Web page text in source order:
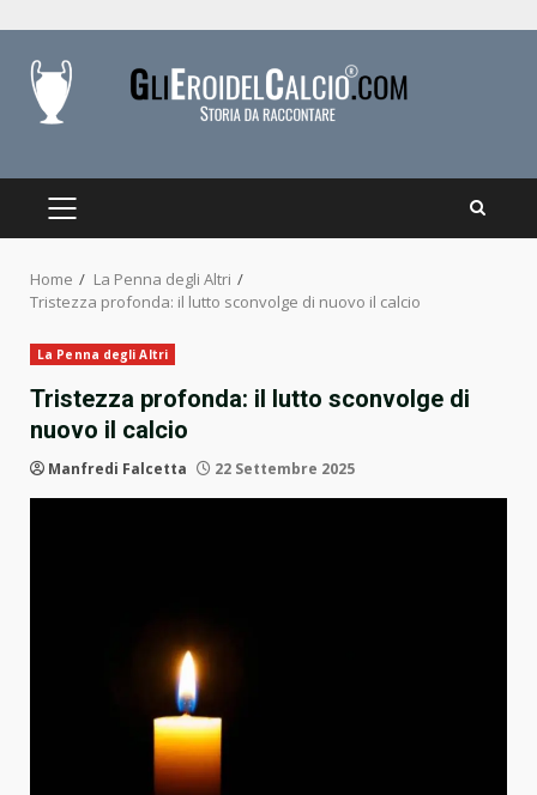
content
PRIMARY
Home
La Penna degli Altri
Tristezza profonda: il lutto sconvolge di nuovo il calcio
La Penna degli Altri
Tristezza profonda: il lutto sconvolge di
nuovo il calcio
Manfredi Falcetta 22 Settembre 2025